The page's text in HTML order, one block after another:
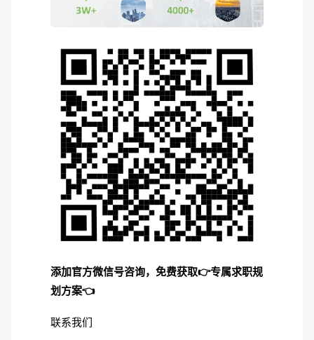
添加官方微信号咨询，免费获取👉专属求职规
划方案👈
联系我们